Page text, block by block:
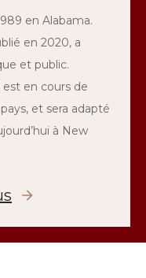
en Alabama.
en 2020, a
et public.
est en cours de
et sera adapté
à New